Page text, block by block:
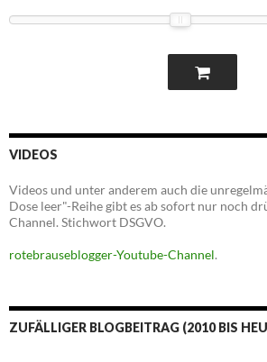
VIDEOS
Videos und unter anderem auch die
Dose leer"-Reihe gibt es ab sofort nur noch
Channel. Stichwort DSGVO.
rotebrauseblogger-Youtube-Channel.
ZUFÄLLIGER BLOGBEITRAG (2010 BIS